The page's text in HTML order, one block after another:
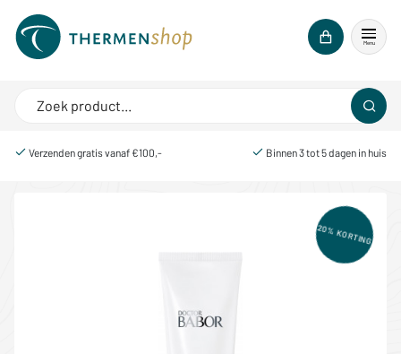
Menu
Verzenden gratis vanaf €100,- Binnen 3 tot 5 dagen in huis
20% KORTING